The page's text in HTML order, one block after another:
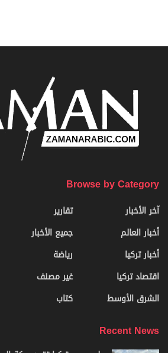
Browse by Category
آخر الأخبار
أخبار العالم
أخبار تركيا
اقتصاد تركيا
الشرق الأوسط
تقارير
جميع الأخبار
رياضة
غير مصنف
كتاب
Recent News